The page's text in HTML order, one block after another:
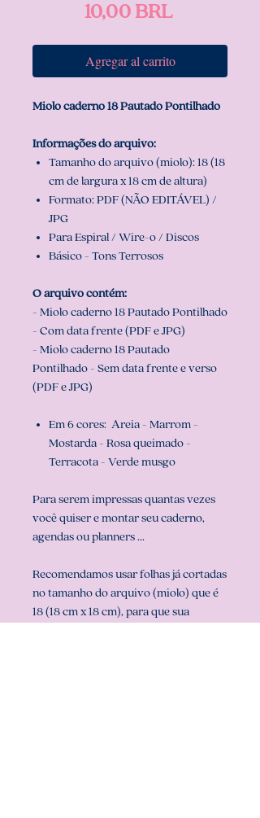
10,00 BRLPrecio
Agregar al carrito
Miolo caderno 18 Pautado Pontilhado
Informações do arquivo:
Tamanho do arquivo (miolo): 18 (18
cm de largura x 18 cm de altura)
Formato: PDF (NÃO EDITÁVEL) /
JPG
Para Espiral / Wire-o / Discos
Básico - Tons Terrosos
O arquivo contém:
- Miolo caderno 18 Pautado Pontilhado
- Com data frente (PDF e JPG)
- Miolo caderno 18 Pautado
Pontilhado - Sem data frente e verso
(PDF e JPG)
Em 6 cores: Areia - Marrom -
Mostarda - Rosa queimado -
Terracota - Verde musgo
Para serem impressas quantas vezes
você quiser e montar seu caderno,
agendas ou planners ...
Recomendamos usar folhas já cortadas
no tamanho do arquivo (miolo) que é
18 (18 cm x 18 cm), para que sua